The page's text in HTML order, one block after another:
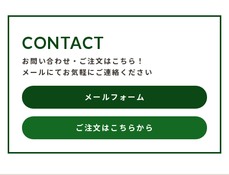
CONTACT
お問い合わせ・ご注文はこちら！
メールにてお気軽にご連絡ください
メールフォーム
ご注文はこちらから